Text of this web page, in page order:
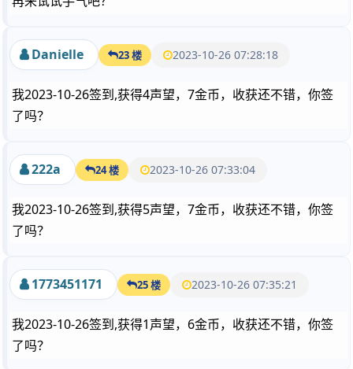
Danielle 23 楼 2023-10-26 07:28:18
我2023-10-26签到,获得4声望，7金币，收获还不错，你签
了吗？
222a 24 楼 2023-10-26 07:33:04
我2023-10-26签到,获得5声望，7金币，收获还不错，你签
了吗？
1773451171 25 楼 2023-10-26 07:35:21
我2023-10-26签到,获得1声望，6金币，收获还不错，你签
了吗？